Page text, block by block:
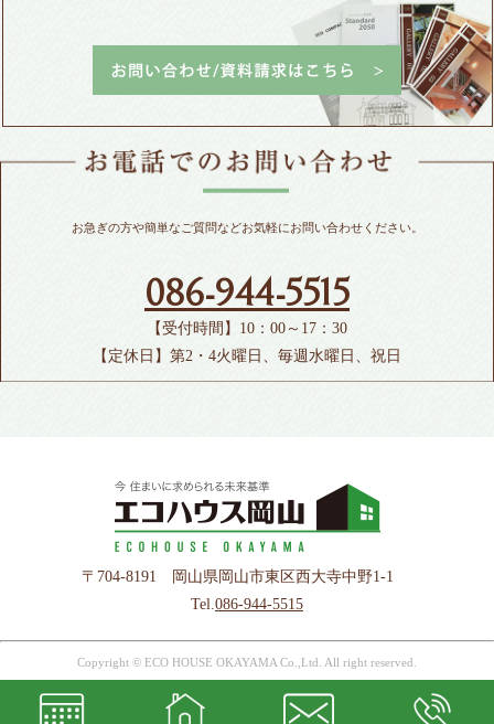
お急ぎの方や簡単なご質問などお気軽にお問い合わせください。
086-944-5515
【受付時間】10：00～17：30
【定休日】第2・4火曜日、毎週水曜日、祝日
〒704-8191 岡山県岡山市東区西大寺中野1-1
Tel. 086-944-5515
Copyright © ECO HOUSE OKAYAMA Co.,Ltd. All right reserved.